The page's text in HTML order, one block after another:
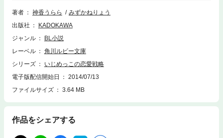
著者 神香うらら
みずかねりょう
出版社
KADOKAWA
ジャンル
BL小説
レーベル
角川ルビー文庫
シリーズ
いじめっこの恋愛戦略
電子版配信開始日
2014/07/13
ファイルサイズ
3.64 MB
作品をシェアする